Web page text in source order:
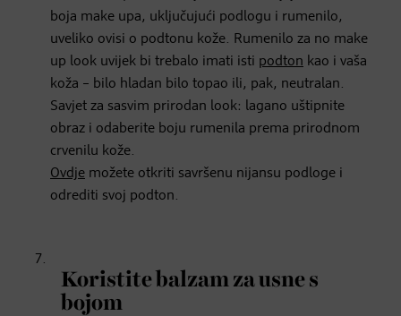
boja make upa, uključujući podlogu i rumenilo,
uveliko ovisi o podtonu kože. Rumenilo za no make
up look uvijek bi trebalo imati isti podton kao i vaša
koža – bilo hladan bilo topao ili, pak, neutralan.
Savjet za sasvim prirodan look: lagano uštipnite
obraz i odaberite boju rumenila prema prirodnom
crvenilu kože.
Ovdje možete otkriti savršenu nijansu podloge i
odrediti svoj podton.
Koristite balzam za usne s
bojom